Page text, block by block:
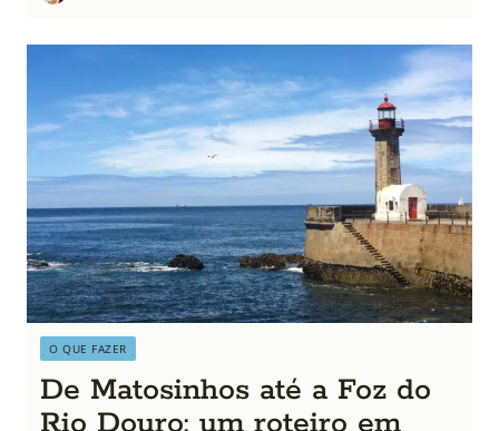
O QUE FAZER
De Matosinhos até a Foz do